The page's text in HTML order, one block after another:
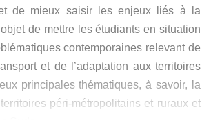
de mieux saisir les enjeux liés à la
de mettre les étudiants en situation
contemporaines relevant de
et de l’adaptation aux territoires
principales thématiques, à savoir, la
péri-métropolitains et ruraux et